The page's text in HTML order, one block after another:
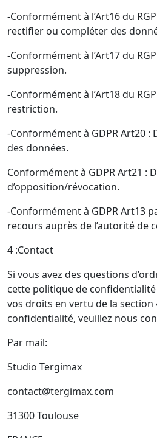
-Conformément à l’Art16 du
rectifier ou compléter des
-Conformément à l’Art17 du
suppression.
-Conformément à l’Art18 du
restriction.
-Conformément à GDPR Art20
des données.
Conformément à GDPR Art21 :
d’opposition/révocation.
-Conformément à GDPR Art13
recours auprès de l’autorité de
4 :Contact
Si vous avez des questions
cette politique de confidentialité
vos droits en vertu de la
confidentialité, veuillez nous
Par mail:
Studio Tergimax
contact@tergimax.com
31300 Toulouse